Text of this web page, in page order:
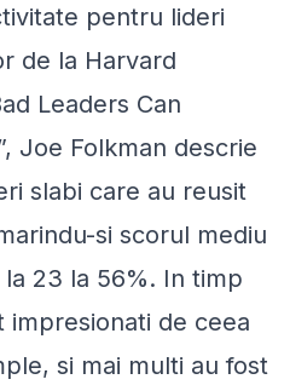
pentru lideri
de la Harvard
Leaders Can
Joe Folkman descrie
slabi care au reusit
si scorul mediu
23 la 56%. In timp
impresionati de ceea
si mai multi au fost